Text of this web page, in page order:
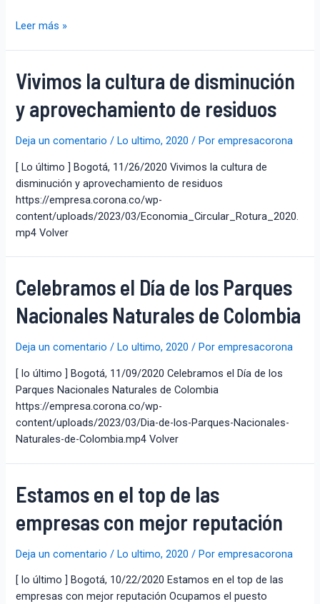
Leer más »
Vivimos la cultura de disminución
y aprovechamiento de residuos
Deja un comentario /Lo ultimo,2020 / Porempresacorona
[ Lo último ] Bogotá, 11/26/2020 Vivimos la cultura de
disminución y aprovechamiento de residuos
https://empresa.corona.co/wp-
content/uploads/2023/03/Economia_Circular_Rotura_2020.
mp4 Volver
Celebramos el Día de los Parques
Nacionales Naturales de Colombia
Deja un comentario /Lo ultimo,2020 / Porempresacorona
[ lo último ] Bogotá, 11/09/2020 Celebramos el Día de los
Parques Nacionales Naturales de Colombia
https://empresa.corona.co/wp-
content/uploads/2023/03/Dia-de-los-Parques-Nacionales-
Naturales-de-Colombia.mp4 Volver
Estamos en el top de las
empresas con mejor reputación
Deja un comentario /Lo ultimo,2020 / Porempresacorona
[ lo último ] Bogotá, 10/22/2020 Estamos en el top de las
empresas con mejor reputación Ocupamos el puesto